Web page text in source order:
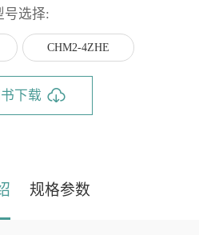
号选择:
CHM2-4ZHE
下载
规格参数